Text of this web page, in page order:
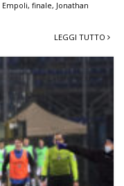
Empoli, finale, Jonathan
LEGGI TUTTO